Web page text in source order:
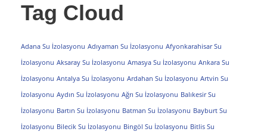
Tag Cloud
Adana Su İzolasyonu Adıyaman Su İzolasyonu Afyonkarahisar Su
İzolasyonu Aksaray Su İzolasyonu Amasya Su İzolasyonu Ankara Su
İzolasyonu Antalya Su İzolasyonu Ardahan Su İzolasyonu Artvin Su
İzolasyonu Aydın Su İzolasyonu Ağrı Su İzolasyonu Balıkesir Su
İzolasyonu Bartın Su İzolasyonu Batman Su İzolasyonu Bayburt Su
İzolasyonu Bilecik Su İzolasyonu Bingöl Su İzolasyonu Bitlis Su